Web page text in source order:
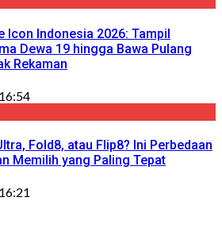
Icon Indonesia 2026: Tampil
Dewa 19 hingga Bawa Pulang
Rekaman
Fold8, atau Flip8? Ini Perbedaan
Memilih yang Paling Tepat